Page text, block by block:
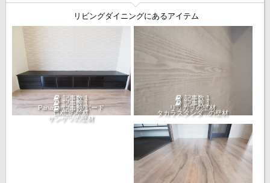
リビングダイニングにあるアイテム
記事数 1
Panason...のTVボード
記事数 1
リリカラの壁材
記事数 1
LIXILの壁材
記事数 1
タカラスタンダ...の壁材
記事数 1
サンゲツの壁材